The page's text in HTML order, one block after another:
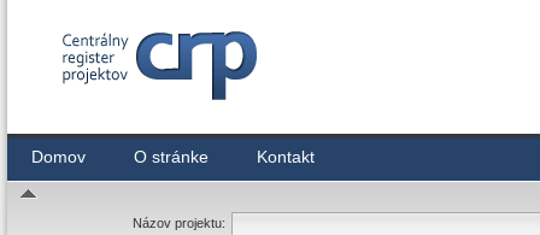
Domov O stránke Kontakt
Názov projektu: